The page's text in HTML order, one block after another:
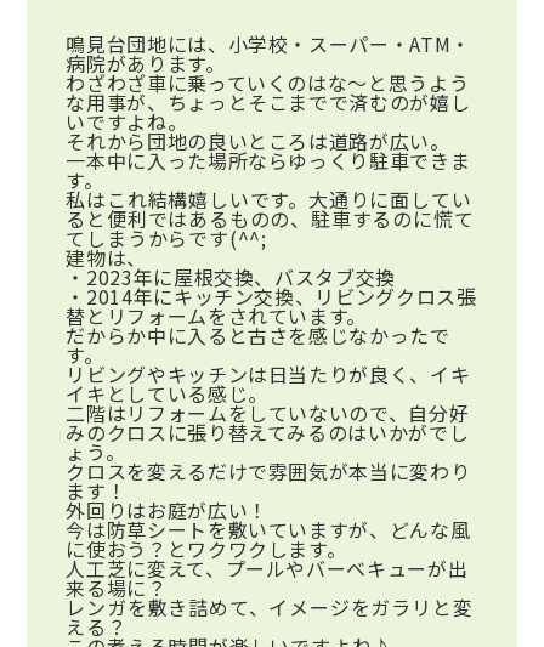
鳴見台団地には、小学校・スーパー・ATM・
病院があります。
わざわざ車に乗っていくのはな～と思うよう
な用事が、ちょっとそこまでで済むのが嬉し
いですよね。
それから団地の良いところは道路が広い。
一本中に入った場所ならゆっくり駐車できま
す。
私はこれ結構嬉しいです。大通りに面してい
ると便利ではあるものの、駐車するのに慌て
てしまうからです(^^;
建物は、
・2023年に屋根交換、バスタブ交換
・2014年にキッチン交換、リビングクロス張
替とリフォームをされています。
だからか中に入ると古さを感じなかったで
す。
リビングやキッチンは日当たりが良く、イキ
イキとしている感じ。
二階はリフォームをしていないので、自分好
みのクロスに張り替えてみるのはいかがでし
ょう。
クロスを変えるだけで雰囲気が本当に変わり
ます！
外回りはお庭が広い！
今は防草シートを敷いていますが、どんな風
に使おう？とワクワクします。
人工芝に変えて、プールやバーベキューが出
来る場に？
レンガを敷き詰めて、イメージをガラリと変
える？